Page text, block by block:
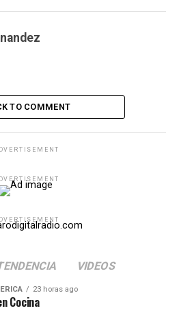
TO COMMENT
VIDEOS
23 horas ago
Cocina